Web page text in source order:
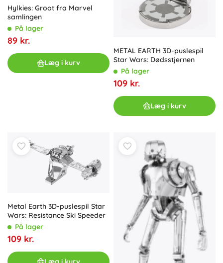
Hylkies: Groot fra Marvel
samlingen
På lager
89 kr.
Læg i kurv
METAL EARTH 3D-puslespil
Star Wars: Dødsstjernen
På lager
109 kr.
Læg i kurv
Metal Earth 3D-puslespil Star
Wars: Resistance Ski Speeder
På lager
109 kr.